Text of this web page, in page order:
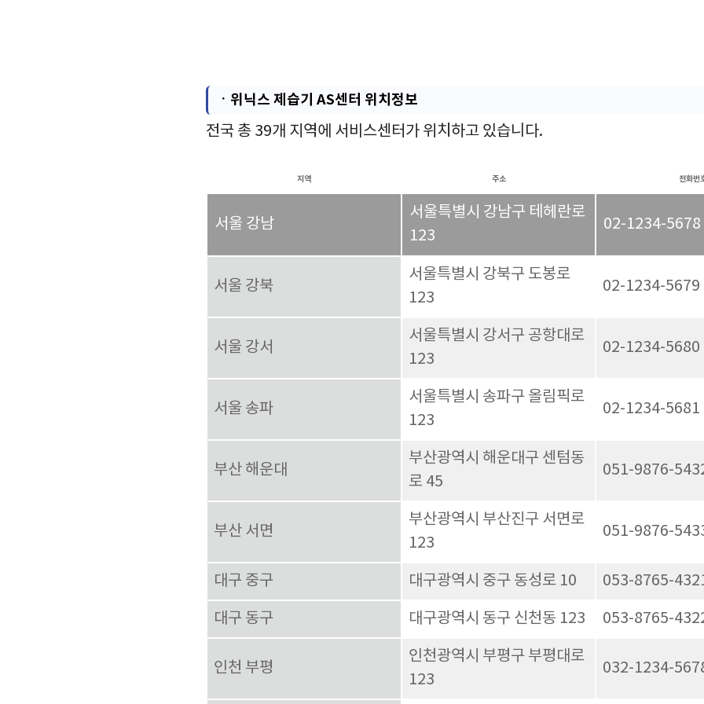
ㆍ 위닉스 제습기 AS센터 위치정보
전국 총 39개 지역에 서비스센터가 위치하고 있습니다.
지역 주소 전화번
서울 강남
서울특별시 강남구 테헤란로
123
02-1234-5678
서울 강북
서울특별시 강북구 도봉로
123
02-1234-5679
서울 강서
서울특별시 강서구 공항대로
123
02-1234-5680
서울 송파
서울특별시 송파구 올림픽로
123
02-1234-5681
부산 해운대
부산광역시 해운대구 센텀동
로 45
051-9876-
부산 서면
부산광역시 부산진구 서면로
123
051-9876-
대구 중구 대구광역시 중구 동성로 10 053-8765-
대구 동구 대구광역시 동구 신천동 123 053-8765-
인천 부평
인천광역시 부평구 부평대로
123
032-1234-